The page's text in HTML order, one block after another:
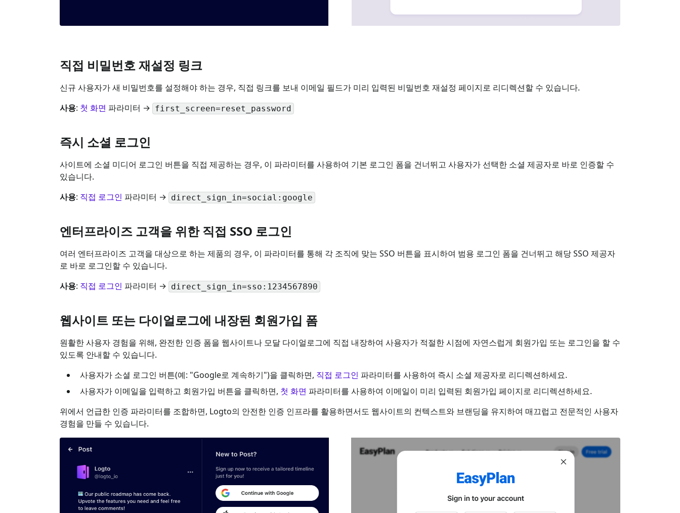
직접 비밀번호 재설정 링크
신규 사용자가 새 비밀번호를 설정해야 하는 경우, 직접 링크를 보내 이메일 필드가 미리 입력된 비밀번호 재설정 페이지로 리디렉션할 수 있습니다.
사용: 첫 화면 파라미터 → first_screen=reset_password
즉시 소셜 로그인
사이트에 소셜 미디어 로그인 버튼을 직접 제공하는 경우, 이 파라미터를 사용하여 기본 로그인 폼을 건너뛰고 사용자가 선택한 소셜 제공자로 바로 인증할 수
있습니다.
사용: 직접 로그인 파라미터 → direct_sign_in=social:google
엔터프라이즈 고객을 위한 직접 SSO 로그인
여러 엔터프라이즈 고객을 대상으로 하는 제품의 경우, 이 파라미터를 통해 각 조직에 맞는 SSO 버튼을 표시하여 범용 로그인 폼을 건너뛰고 해당 SSO 제공자
로 바로 로그인할 수 있습니다.
사용: 직접 로그인 파라미터 → direct_sign_in=sso:1234567890
웹사이트 또는 다이얼로그에 내장된 회원가입 폼
원활한 사용자 경험을 위해, 완전한 인증 폼을 웹사이트나 모달 다이얼로그에 직접 내장하여 사용자가 적절한 시점에 자연스럽게 회원가입 또는 로그인을 할 수
있도록 안내할 수 있습니다.
사용자가 소셜 로그인 버튼(예: "Google로 계속하기")을 클릭하면, 직접 로그인 파라미터를 사용하여 즉시 소셜 제공자로 리디렉션하세요.
사용자가 이메일을 입력하고 회원가입 버튼을 클릭하면, 첫 화면 파라미터를 사용하여 이메일이 미리 입력된 회원가입 페이지로 리디렉션하세요.
위에서 언급한 인증 파라미터를 조합하면, Logto의 안전한 인증 인프라를 활용하면서도 웹사이트의 컨텍스트와 브랜딩을 유지하여 매끄럽고 전문적인 사용자
경험을 만들 수 있습니다.